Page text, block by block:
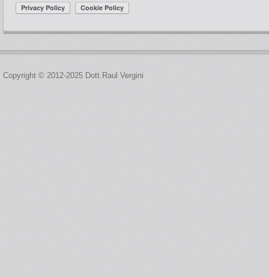
Copyright © 2012-2025 Dott.Raul Vergini